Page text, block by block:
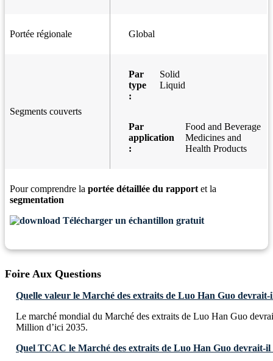
Portée régionale Global
Segments couverts
Par
type
:
Solid
Liquid
Par
application
:
Food and Beverage
Medicines and
Health Products
Pour comprendre la portée détaillée du rapport et la
segmentation
Télécharger un échantillon gratuit
Foire Aux Questions
Quelle valeur le Marché des extraits de Luo Han Guo devrait-
Le marché mondial du Marché des extraits de Luo Han Guo
Million d’ici 2035.
Quel TCAC le Marché des extraits de Luo Han Guo devrait-il